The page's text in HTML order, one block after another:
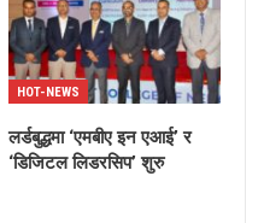
HOT-NEWS
लर्डबुद्धमा ‘एमबीए इन एआई’ र
‘डिजिटल लिडरसिप’ शुरु